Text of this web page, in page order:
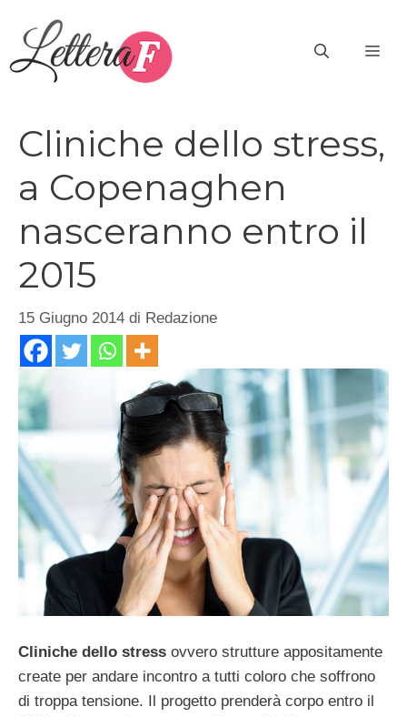
contenuto
Cliniche dello stress,
a Copenaghen
nasceranno entro il
2015
15 Giugno 2014 di Redazione
Cliniche dello stress ovvero strutture appositamente
create per andare incontro a tutti coloro che soffrono
di troppa tensione. Il progetto prenderà corpo entro il